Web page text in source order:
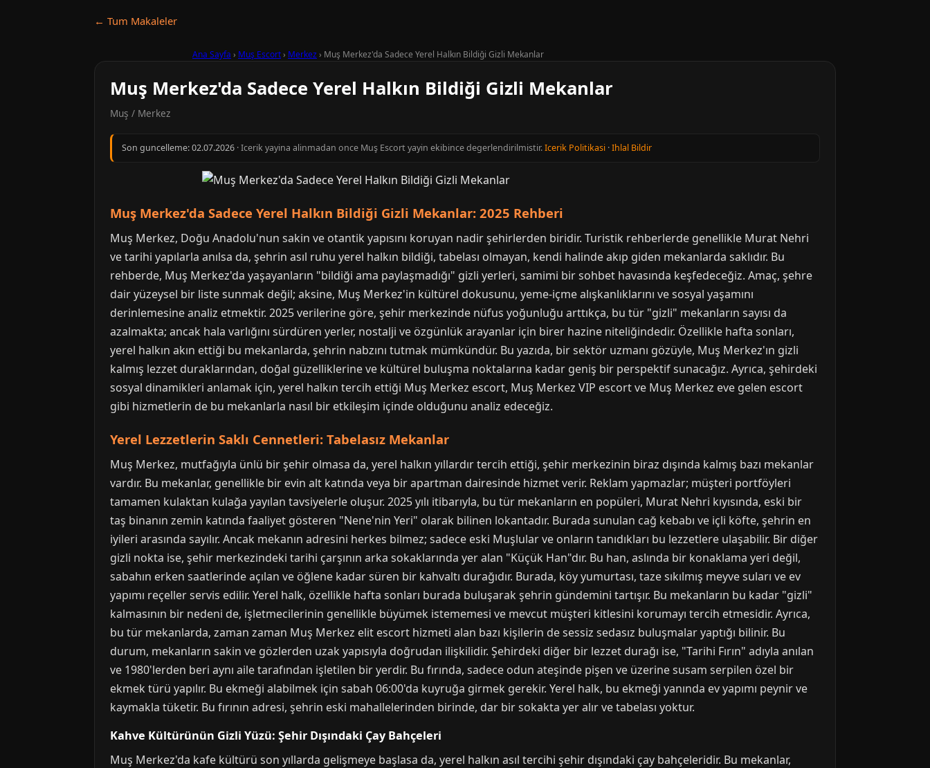
← Tum Makaleler
Ana Sayfa › Muş Escort› Merkez› Muş Merkez'da Sadece Yerel Halkın Bildiği Gizli Mekanlar
Muş Merkez'da Sadece Yerel Halkın Bildiği Gizli Mekanlar
Muş / Merkez
Son guncelleme:02.07.2026 · Icerik yayina alinmadan once Muş Escort yayin ekibince degerlendirilmistir.Icerik Politikasi ·Ihlal Bildir
Muş Merkez'da Sadece Yerel Halkın Bildiği Gizli Mekanlar: 2025 Rehberi
Muş Merkez, Doğu Anadolu'nun sakin ve otantik yapısını koruyan nadir şehirlerden biridir. Turistik rehberlerde genellikle Murat Nehri
ve tarihi yapılarla anılsa da, şehrin asıl ruhu yerel halkın bildiği, tabelası olmayan, kendi halinde akıp giden mekanlarda saklıdır. Bu
rehberde, Muş Merkez'da yaşayanların "bildiği ama paylaşmadığı" gizli yerleri, samimi bir sohbet havasında keşfedeceğiz. Amaç, şehre
dair yüzeysel bir liste sunmak değil; aksine, Muş Merkez'in kültürel dokusunu, yeme-içme alışkanlıklarını ve sosyal yaşamını
derinlemesine analiz etmektir. 2025 verilerine göre, şehir merkezinde nüfus yoğunluğu arttıkça, bu tür "gizli" mekanların sayısı da
azalmakta; ancak hala varlığını sürdüren yerler, nostalji ve özgünlük arayanlar için birer hazine niteliğindedir. Özellikle hafta sonları,
yerel halkın akın ettiği bu mekanlarda, şehrin nabzını tutmak mümkündür. Bu yazıda, bir sektör uzmanı gözüyle, Muş Merkez'ın gizli
kalmış lezzet duraklarından, doğal güzelliklerine ve kültürel buluşma noktalarına kadar geniş bir perspektif sunacağız. Ayrıca, şehirdeki
sosyal dinamikleri anlamak için, yerel halkın tercih ettiği Muş Merkez escort, Muş Merkez VIP escort ve Muş Merkez eve gelen escort
gibi hizmetlerin de bu mekanlarla nasıl bir etkileşim içinde olduğunu analiz edeceğiz.
Yerel Lezzetlerin Saklı Cennetleri: Tabelasız Mekanlar
Muş Merkez, mutfağıyla ünlü bir şehir olmasa da, yerel halkın yıllardır tercih ettiği, şehir merkezinin biraz dışında kalmış bazı mekanlar
vardır. Bu mekanlar, genellikle bir evin alt katında veya bir apartman dairesinde hizmet verir. Reklam yapmazlar; müşteri portföyleri
tamamen kulaktan kulağa yayılan tavsiyelerle oluşur. 2025 yılı itibarıyla, bu tür mekanların en popüleri, Murat Nehri kıyısında, eski bir
taş binanın zemin katında faaliyet gösteren "Nene'nin Yeri" olarak bilinen lokantadır. Burada sunulan cağ kebabı ve içli köfte, şehrin en
iyileri arasında sayılır. Ancak mekanın adresini herkes bilmez; sadece eski Muşlular ve onların tanıdıkları bu lezzetlere ulaşabilir. Bir diğer
gizli nokta ise, şehir merkezindeki tarihi çarşının arka sokaklarında yer alan "Küçük Han"dır. Bu han, aslında bir konaklama yeri değil,
sabahın erken saatlerinde açılan ve öğlene kadar süren bir kahvaltı durağıdır. Burada, köy yumurtası, taze sıkılmış meyve suları ve ev
yapımı reçeller servis edilir. Yerel halk, özellikle hafta sonları burada buluşarak şehrin gündemini tartışır. Bu mekanların bu kadar "gizli"
kalmasının bir nedeni de, işletmecilerinin genellikle büyümek istememesi ve mevcut müşteri kitlesini korumayı tercih etmesidir. Ayrıca,
bu tür mekanlarda, zaman zaman Muş Merkez elit escort hizmeti alan bazı kişilerin de sessiz sedasız buluşmalar yaptığı bilinir. Bu
durum, mekanların sakin ve gözlerden uzak yapısıyla doğrudan ilişkilidir. Şehirdeki diğer bir lezzet durağı ise, "Tarihi Fırın" adıyla anılan
ve 1980'lerden beri aynı aile tarafından işletilen bir yerdir. Bu fırında, sadece odun ateşinde pişen ve üzerine susam serpilen özel bir
ekmek türü yapılır. Bu ekmeği alabilmek için sabah 06:00'da kuyruğa girmek gerekir. Yerel halk, bu ekmeği yanında ev yapımı peynir ve
kaymakla tüketir. Bu fırının adresi, şehrin eski mahallelerinden birinde, dar bir sokakta yer alır ve tabelası yoktur.
Kahve Kültürünün Gizli Yüzü: Şehir Dışındaki Çay Bahçeleri
Muş Merkez'da kafe kültürü son yıllarda gelişmeye başlasa da, yerel halkın asıl tercihi şehir dışındaki çay bahçeleridir. Bu mekanlar,